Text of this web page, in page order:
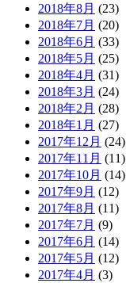
2018年8月 (23)
2018年7月 (20)
2018年6月 (33)
2018年5月 (25)
2018年4月 (31)
2018年3月 (24)
2018年2月 (28)
2018年1月 (27)
2017年12月 (24)
2017年11月 (11)
2017年10月 (14)
2017年9月 (12)
2017年8月 (11)
2017年7月 (9)
2017年6月 (14)
2017年5月 (12)
2017年4月 (3)